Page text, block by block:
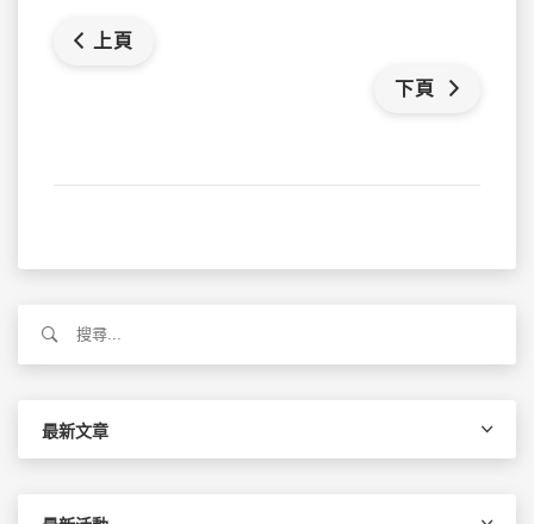
上頁
下頁
關
最新文章